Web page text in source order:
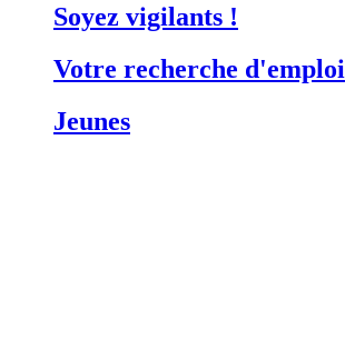
Soyez vigilants !
Votre recherche d'emploi
Jeunes